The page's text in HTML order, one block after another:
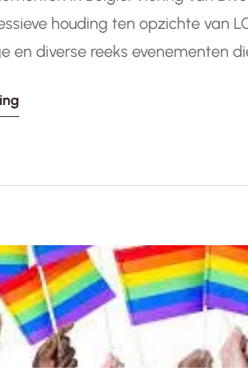
houding ten opzichte van
en diverse reeks evenementen
inclusieve samenleving voor…